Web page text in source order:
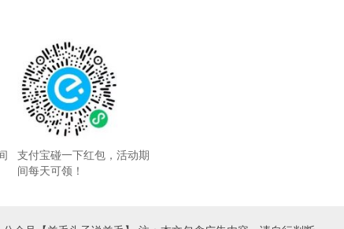
支付宝碰一下红包，活动期
间每天可领！